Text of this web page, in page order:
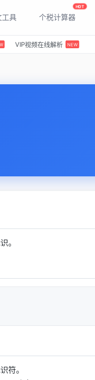
工具 个税计算器
HOT
VIP视频在线解析 NEW
。
符。